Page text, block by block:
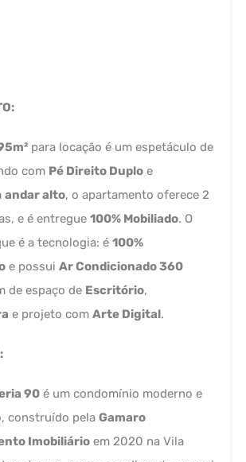
para locação é um espetáculo de
com Pé Direito Duplo e
andar alto, o apartamento oferece 2
e é entregue 100% Mobiliado. O
é a tecnologia: é 100%
e possui Ar Condicionado 360
de espaço de Escritório,
e projeto com Arte Digital.
90 é um condomínio moderno e
construído pela Gamaro
Imobiliário em 2020 na Vila